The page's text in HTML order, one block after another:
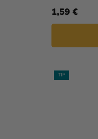
K
T
O
1,59 €
TIP